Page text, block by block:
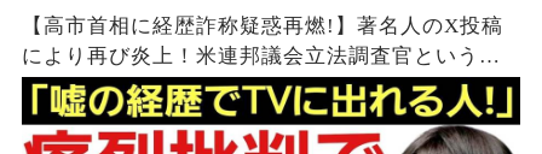
【高市首相に経歴詐称疑惑再燃!】著名人のX投稿
により再び炎上！米連邦議会立法調査官という実
在しない職業…